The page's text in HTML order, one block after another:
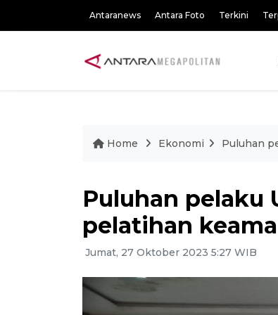
Antaranews Antara Foto Terkini
Home Ekonomi Puluhan
Puluhan pelaku
pelatihan
Jumat, 27 Oktober 2023 5:27 WIB